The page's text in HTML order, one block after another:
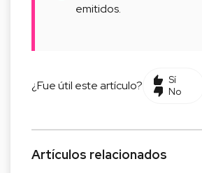
emitidos.
¿Fue útil este artículo?
Sí
No
Artículos relacionados